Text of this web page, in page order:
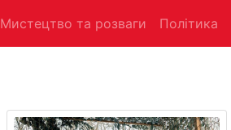
Мистецтво та розваги Політика